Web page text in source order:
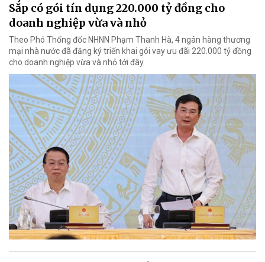
Sắp có gói tín dụng 220.000 tỷ đồng cho
doanh nghiệp vừa và nhỏ
Theo Phó Thống đốc NHNN Phạm Thanh Hà, 4 ngân hàng thương
mại nhà nước đã đăng ký triển khai gói vay ưu đãi 220.000 tỷ đồng
cho doanh nghiệp vừa và nhỏ tới đây.